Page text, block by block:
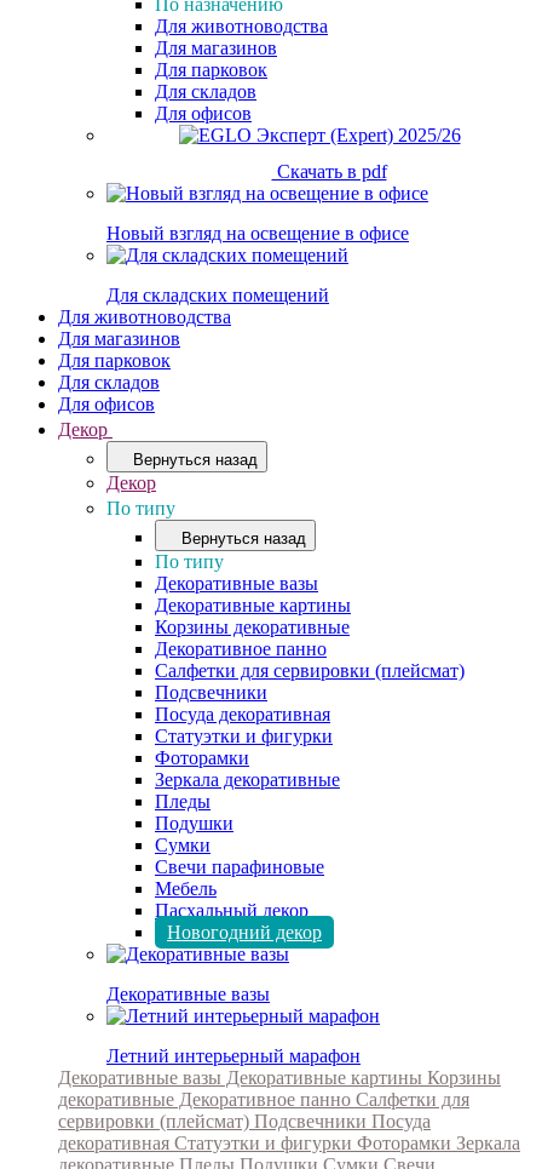
По назначению
Для животноводства
Для магазинов
Для парковок
Для складов
Для офисов
Скачать в pdf
Новый взгляд на освещение в офисе
Для складских помещений
Для животноводства
Для магазинов
Для парковок
Для складов
Для офисов
Декор
Вернуться назад
Декор
По типу
Вернуться назад
По типу
Декоративные вазы
Декоративные картины
Корзины декоративные
Декоративное панно
Салфетки для сервировки (плейсмат)
Подсвечники
Посуда декоративная
Статуэтки и фигурки
Фоторамки
Зеркала декоративные
Пледы
Подушки
Сумки
Свечи парафиновые
Мебель
Пасхальный декор
Новогодний декор
Декоративные вазы
Летний интерьерный марафон
Декоративные вазы Декоративные картины Корзины
декоративные Декоративное панно Салфетки для
сервировки (плейсмат) Подсвечники Посуда
декоративная Статуэтки и фигурки Фоторамки Зеркала
декоративные Пледы Подушки Сумки Свечи